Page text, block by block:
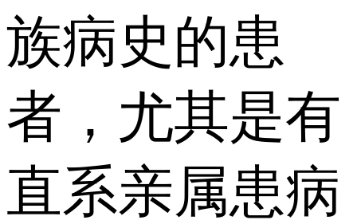
族病史的患
者，尤其是有
直系亲属患病